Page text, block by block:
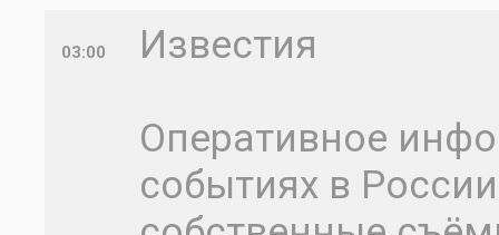
03:00
Известия
Оперативное
событиях в